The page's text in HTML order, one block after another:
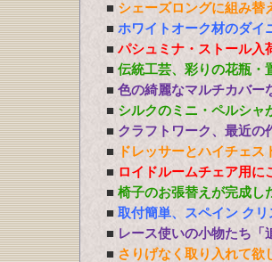
■ シェーズロングに組み替
■ ホワイトオーク材のダイ
■ パシュミナ・ストール入
■ 伝統工芸、彩りの花瓶・
■ 色の綺麗なマルチカバー
■ シルクのミニ・ペルシャ
■ クラフトワーク、最近の
■
ドレッサーとハイチェ
■ ロイドルームチェア用に
■ 椅子のお張替えが完成し
■ 取付簡単、スペイン ク
■ レース使いの小物たち「
■ さりげなく取り入れて